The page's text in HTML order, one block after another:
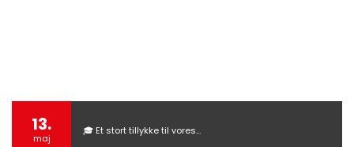
13.
maj
🎓 Et stort tillykke til vores…